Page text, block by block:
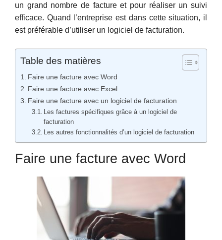
un grand nombre de facture et pour réaliser un suivi
efficace. Quand l’entreprise est dans cette situation, il
est préférable d’utiliser un logiciel de facturation.
Table des matières
Faire une facture avec Word
Faire une facture avec Excel
Faire une facture avec un logiciel de facturation
Les factures spécifiques grâce à un logiciel de
facturation
Les autres fonctionnalités d’un logiciel de facturation
Faire une facture avec Word